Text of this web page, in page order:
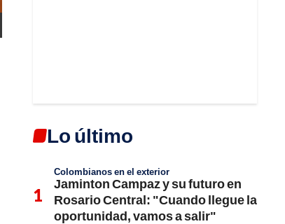
Lo último
Colombianos en el exterior
Jaminton Campaz y su futuro en
Rosario Central: "Cuando llegue la
oportunidad, vamos a salir"